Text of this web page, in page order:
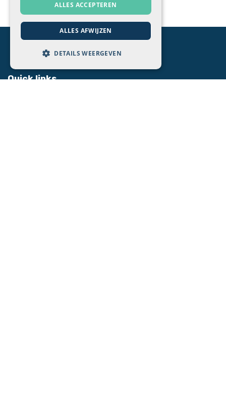
Quick links
ALLES ACCEPTEREN
ALLES AFWIJZEN
DETAILS WEERGEVEN